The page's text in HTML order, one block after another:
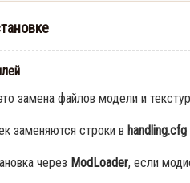
замена файлов модели и
заменяются строки в handling.cfg
через ModLoader, если